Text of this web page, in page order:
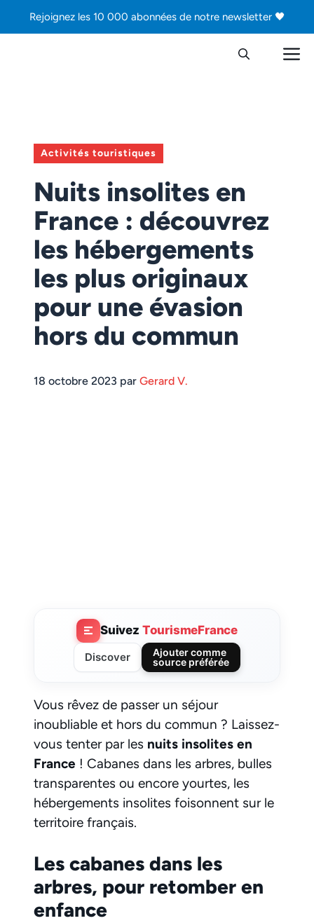
Rejoignez les 10 000 abonnées de notre newsletter 🖤
Activités touristiques
Nuits insolites en
France : découvrez
les hébergements
les plus originaux
pour une évasion
hors du commun
18 octobre 2023 par Gerard V.
Suivez TourismeFrance
Discover
Ajouter comme
source préférée
Vous rêvez de passer un séjour
inoubliable et hors du commun ? Laissez-
vous tenter par les nuits insolites en
France ! Cabanes dans les arbres, bulles
transparentes ou encore yourtes, les
hébergements insolites foisonnent sur le
territoire français.
Les cabanes dans les
arbres, pour retomber en
enfance